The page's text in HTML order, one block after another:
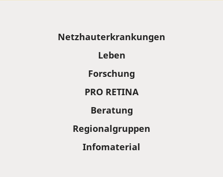
Netzhauterkrankungen
Leben
Forschung
PRO RETINA
Beratung
Regionalgruppen
Infomaterial